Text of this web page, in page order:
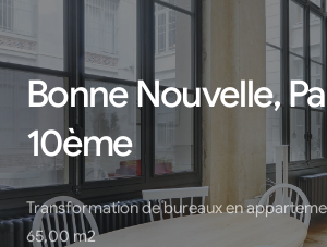
Bonne Nouvelle,
10ème
Transformation de bureaux en
65,00 m2